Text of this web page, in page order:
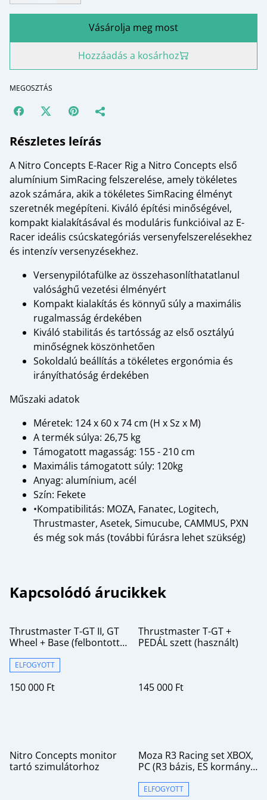
Vásárolja meg most
Hozzáadás a kosárhoz
MEGOSZTÁS
Részletes leírás
A Nitro Concepts E-Racer Rig a Nitro Concepts első
alumínium SimRacing felszerelése, amely tökéletes
azok számára, akik a tökéletes SimRacing élményt
szeretnék megépíteni. Kiváló építési minőségével,
kompakt kialakításával és moduláris funkcióival az E-
Racer ideális csúcskategóriás versenyfelszerelésekhez
és intenzív versenyzésekhez.
Versenypilótafülke az összehasonlíthatatlanul
valósághű vezetési élményért
Kompakt kialakítás és könnyű súly a maximális
rugalmasság érdekében
Kiváló stabilitás és tartósság az első osztályú
minőségnek köszönhetően
Sokoldalú beállítás a tökéletes ergonómia és
irányíthatóság érdekében
Műszaki adatok
Méretek: 124 x 60 x 74 cm (H x Sz x M)
A termék súlya: 26,75 kg
Támogatott magasság: 155 - 210 cm
Maximális támogatott súly: 120kg
Anyag: alumínium, acél
Szín: Fekete
•Kompatibilitás: MOZA, Fanatec, Logitech,
Thrustmaster, Asetek, Simucube, CAMMUS, PXN
és még sok más (további fúrásra lehet szükség)
Kapcsolódó árucikkek
Thrustmaster T-GT II, GT
Wheel + Base (felbontott,
ELFOGYOTT
150 000 Ft
Thrustmaster T-GT +
PEDÁL szett (használt)
145 000 Ft
Nitro Concepts monitor
tartó szimulátorhoz
%
Moza R3 Racing set XBOX,
PC (R3 bázis, ES kormány,
ELFOGYOTT